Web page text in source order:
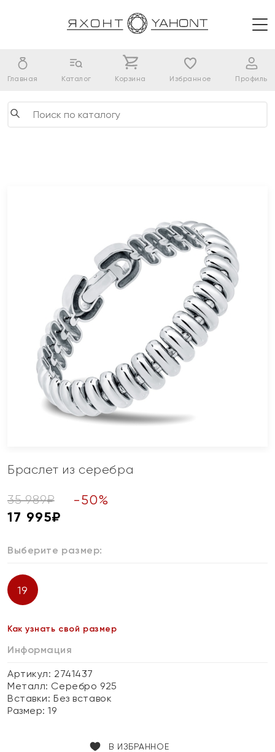
Главная Каталог Корзина Избранное Профиль
Браслет из серебра
35 989₽ -50%
17 995₽
Выберите размер:
19
Как узнать свой размер
Информация
Артикул: 2741437
Металл: Серебро 925
Вставки:Без вставок
Размер:19
В ИЗБРАННОЕ